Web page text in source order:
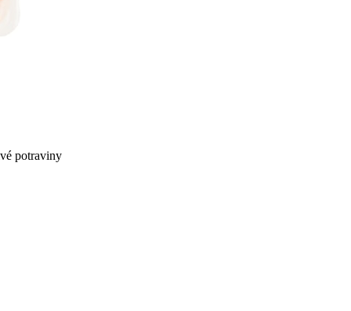
potraviny